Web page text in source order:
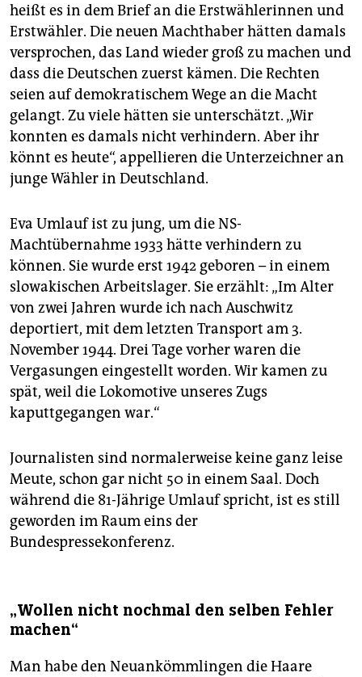
heißt es in dem Brief an die Erstwählerinnen und
Erstwähler. Die neuen Machthaber hätten damals
versprochen, das Land wieder groß zu machen und
dass die Deutschen zuerst kämen. Die Rechten
seien auf demokratischem Wege an die Macht
gelangt. Zu viele hätten sie unterschätzt. „Wir
konnten es damals nicht verhindern. Aber ihr
könnt es heute“, appellieren die Unterzeichner an
junge Wähler in Deutschland.
Eva Umlauf ist zu jung, um die NS-
Machtübernahme 1933 hätte verhindern zu
können. Sie wurde erst 1942 geboren – in einem
slowakischen Arbeitslager. Sie erzählt: „Im Alter
von zwei Jahren wurde ich nach ­Auschwitz
deportiert, mit dem letzten Transport am 3.
November 1944. Drei Tage vorher waren die
Vergasungen eingestellt worden. Wir kamen zu
spät, weil die Lokomotive unseres Zugs
kaputtgegangen war.“
Journalisten sind normalerweise keine ganz leise
Meute, schon gar nicht 50 in einem Saal. Doch
während die 81-Jährige Umlauf spricht, ist es still
geworden im Raum eins der
Bundespressekonferenz.
„Wollen nicht nochmal den selben Fehler
machen“
Man habe den Neuankömmlingen die Haare